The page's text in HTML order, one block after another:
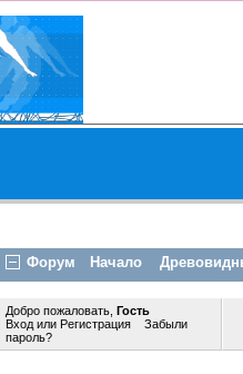
Форум Начало
Добро пожаловать,Гость
Входили Регистрация
Забыли
пароль?